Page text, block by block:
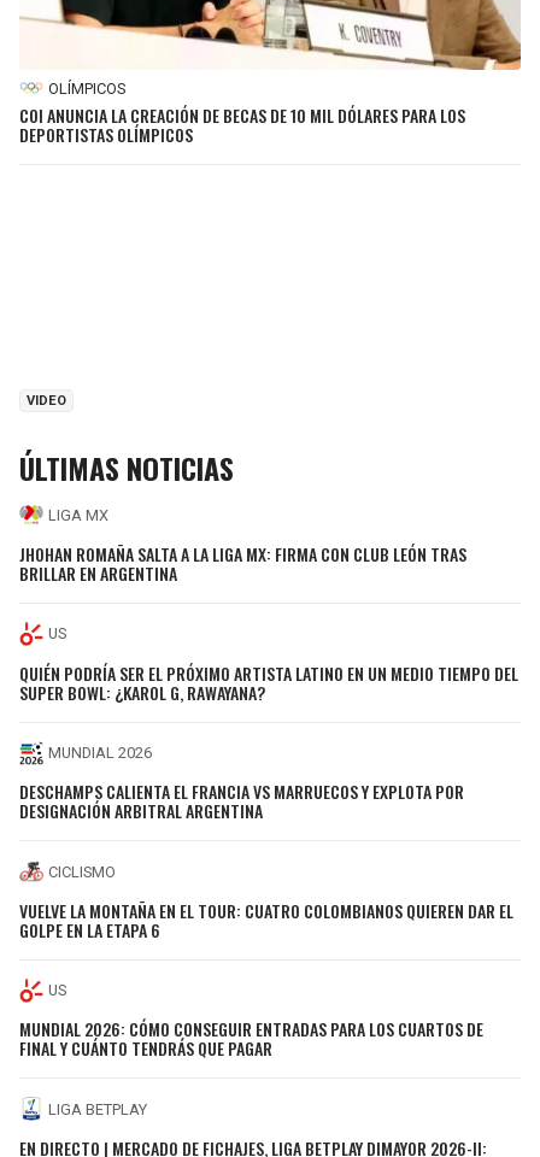
OLÍMPICOS
COI ANUNCIA LA CREACIÓN DE BECAS DE 10 MIL DÓLARES PARA LOS
DEPORTISTAS OLÍMPICOS
VIDEO
ÚLTIMAS NOTICIAS
LIGA MX
JHOHAN ROMAÑA SALTA A LA LIGA MX: FIRMA CON CLUB LEÓN TRAS
BRILLAR EN ARGENTINA
US
QUIÉN PODRÍA SER EL PRÓXIMO ARTISTA LATINO EN UN MEDIO TIEMPO DEL
SUPER BOWL: ¿KAROL G, RAWAYANA?
MUNDIAL 2026
DESCHAMPS CALIENTA EL FRANCIA VS MARRUECOS Y EXPLOTA POR
DESIGNACIÓN ARBITRAL ARGENTINA
CICLISMO
VUELVE LA MONTAÑA EN EL TOUR: CUATRO COLOMBIANOS QUIEREN DAR EL
GOLPE EN LA ETAPA 6
US
MUNDIAL 2026: CÓMO CONSEGUIR ENTRADAS PARA LOS CUARTOS DE
FINAL Y CUÁNTO TENDRÁS QUE PAGAR
LIGA BETPLAY
EN DIRECTO | MERCADO DE FICHAJES, LIGA BETPLAY DIMAYOR 2026-II: